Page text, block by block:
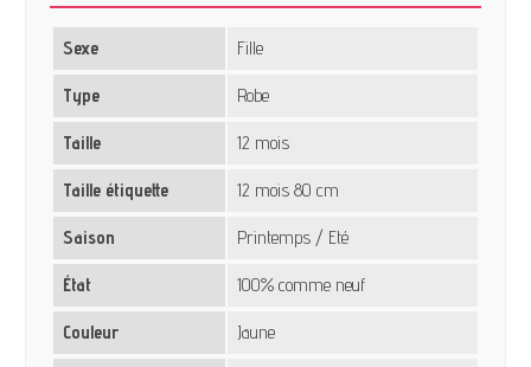
Sexe Fille
Type Robe
Taille 12 mois
Taille étiquette 12 mois 80 cm
Saison Printemps / Eté
État 100% comme neuf
Couleur Jaune